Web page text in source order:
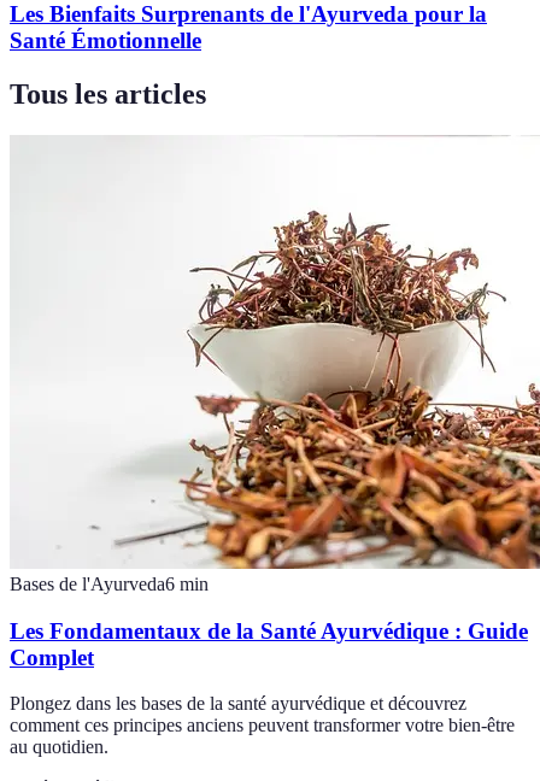
Les Bienfaits Surprenants de l'Ayurveda pour la
Santé Émotionnelle
Tous les articles
Bases de l'Ayurveda6 min
Les Fondamentaux de la Santé Ayurvédique : Guide
Complet
Plongez dans les bases de la santé ayurvédique et découvrez
comment ces principes anciens peuvent transformer votre bien-être
au quotidien.